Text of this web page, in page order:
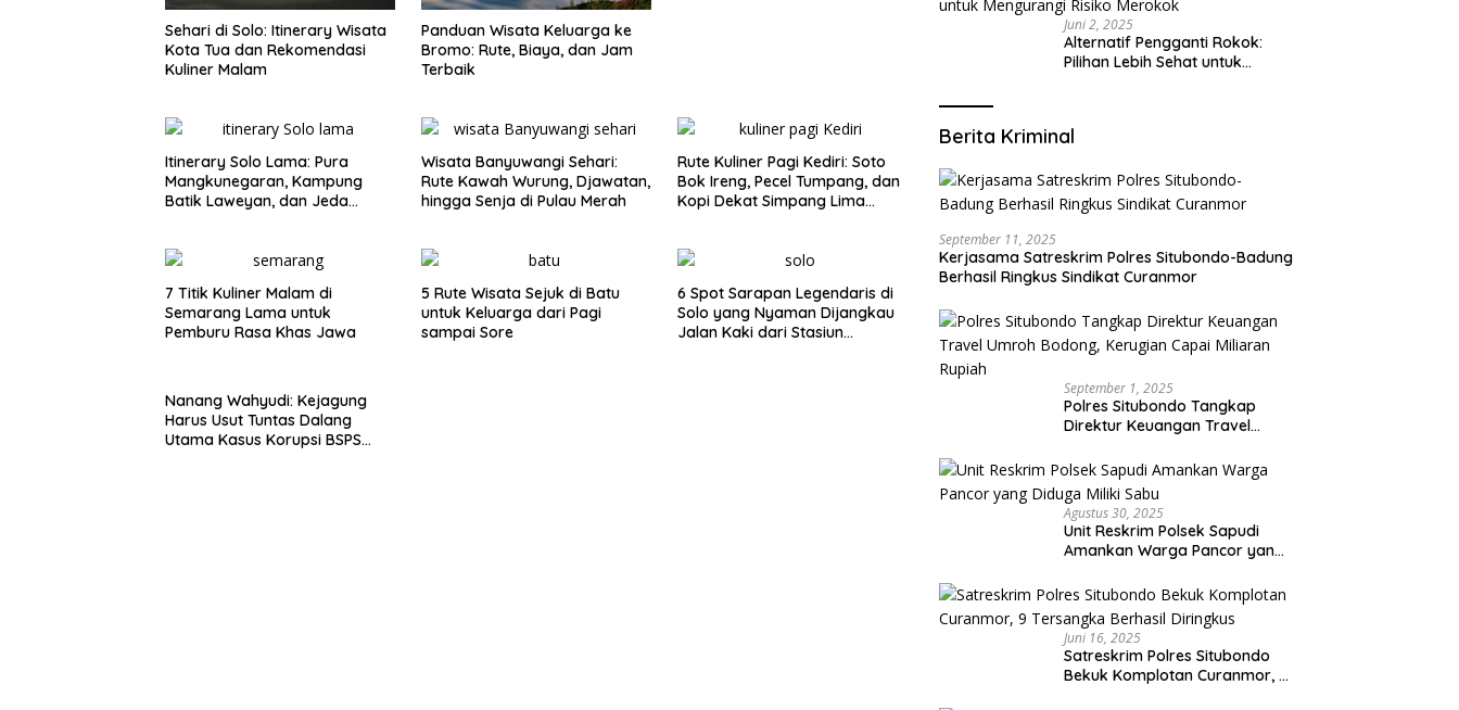
Sehari di Solo: Itinerary Wisata
Kota Tua dan Rekomendasi
Kuliner Malam
Panduan Wisata Keluarga ke
Bromo: Rute, Biaya, dan Jam
Terbaik
Itinerary Solo Lama: Pura
Mangkunegaran, Kampung
Batik Laweyan, dan Jeda
Wisata Banyuwangi Sehari:
Rute Kawah Wurung, Djawatan,
hingga Senja di Pulau Merah
Rute Kuliner Pagi Kediri: Soto
Bok Ireng, Pecel Tumpang, dan
Kopi Dekat Simpang Lima
7 Titik Kuliner Malam di
Semarang Lama untuk
Pemburu Rasa Khas Jawa
5 Rute Wisata Sejuk di Batu
untuk Keluarga dari Pagi
sampai Sore
6 Spot Sarapan Legendaris di
Solo yang Nyaman Dijangkau
Jalan Kaki dari Stasiun
Nanang Wahyudi: Kejagung
Harus Usut Tuntas Dalang
Utama Kasus Korupsi BSPS
Juni 2, 2025
Alternatif Pengganti Rokok:
Pilihan Lebih Sehat untuk
Berita Kriminal
September 11, 2025
Kerjasama Satreskrim Polres Situbondo-Badung
Berhasil Ringkus Sindikat Curanmor
September 1, 2025
Polres Situbondo Tangkap
Direktur Keuangan Travel
Capai Miliaran Rupiah
Agustus 30, 2025
Unit Reskrim Polsek Sapudi
Amankan Warga Pancor yang
Juni 16, 2025
Satreskrim Polres Situbondo
Bekuk Komplotan Curanmor, 9